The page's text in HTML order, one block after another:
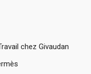
chez Givaudan